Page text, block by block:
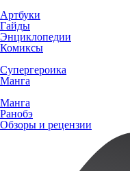
Артбуки
Гайды
Энциклопедии
Комиксы
Супергероика
Манга
Манга
Ранобэ
Обзоры и рецензии